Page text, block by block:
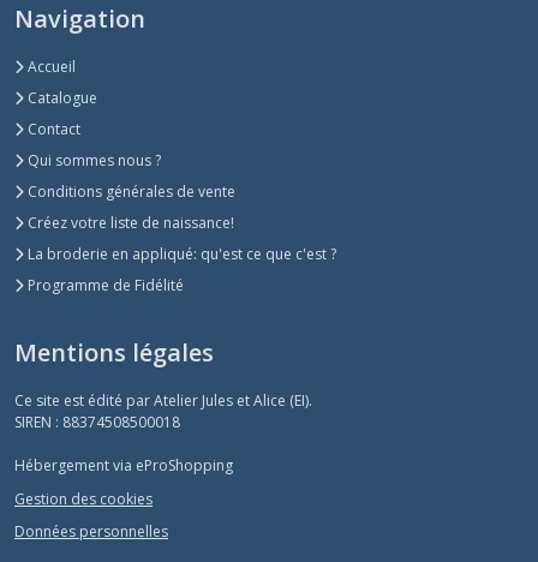
Navigation
Accueil
Catalogue
Contact
Qui sommes nous ?
Conditions générales de vente
Créez votre liste de naissance!
La broderie en appliqué: qu'est ce que c'est ?
Programme de Fidélité
Mentions légales
Ce site est édité par Atelier Jules et Alice (EI).
SIREN : 88374508500018
Hébergement via eProShopping
Gestion des cookies
Données personnelles